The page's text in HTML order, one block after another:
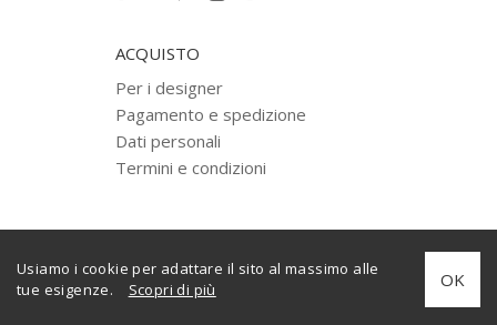
ACQUISTO
Per i designer
Pagamento e spedizione
Dati personali
Termini e condizioni
© 2012–2025 Levantin design diritto d'autore. Tutti i diritti riservati.
Creato da
Usiamo i cookie per adattare il sito al massimo alle
tue esigenze.
Scopri di più OK